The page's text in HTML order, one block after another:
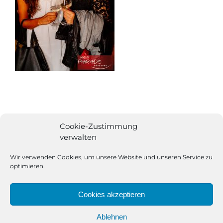
Cookie-Zustimmung
verwalten
Wir verwenden Cookies, um unsere Website und unseren Service zu
optimieren.
Cookies akzeptieren
Ablehnen